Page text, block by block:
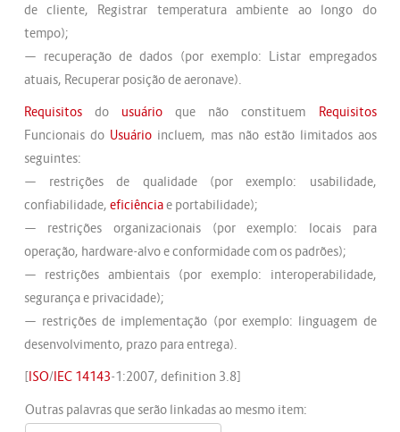
de cliente, Registrar temperatura ambiente ao longo do
tempo);
— recuperação de dados (por exemplo: Listar empregados
atuais, Recuperar posição de aeronave).
Requisitosdo usuárioque não constituem Requisitos
Funcionais do Usuárioincluem, mas não estão limitados aos
seguintes:
— restrições de qualidade (por exemplo: usabilidade,
confiabilidade, eficiênciae portabilidade);
— restrições organizacionais (por exemplo: locais para
operação, hardware-alvo e conformidade com os padrões);
— restrições ambientais (por exemplo: interoperabilidade,
segurança e privacidade);
— restrições de implementação (por exemplo: linguagem de
desenvolvimento, prazo para entrega).
[ISO/IEC 14143-1:2007, definition 3.8]
Outras palavras que serão linkadas ao mesmo item: